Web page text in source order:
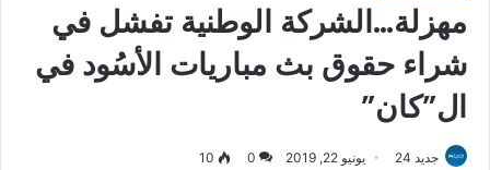
مهزلة…الشركة الوطنية تفشل في
شراء حقوق بث مباريات الأسُود في
ال”كان”
جديد 24 يونيو 22, 2019 0
10